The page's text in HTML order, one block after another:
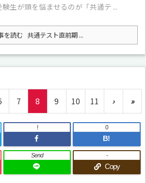
生が頭を悩ませるのが「共通テ ...
を読む 共通テスト直前期 ...
7 8 9 10 11 › »
!
B!
0
Send
Copy
-